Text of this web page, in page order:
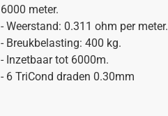
6000 meter.
- Weerstand: 0.311 ohm per meter.
- Breukbelasting: 400 kg.
- Inzetbaar tot 6000m.
- 6 TriCond draden 0.30mm